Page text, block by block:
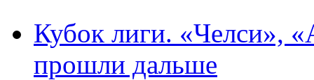
Кубок лиги. «Челси»,
прошли дальше